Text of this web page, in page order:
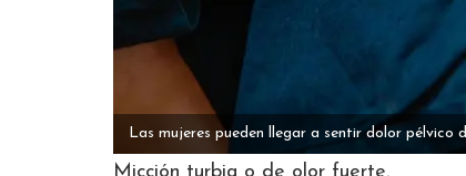
Las mujeres pueden llegar a sentir dolor
Micción turbia o de olor fuerte.